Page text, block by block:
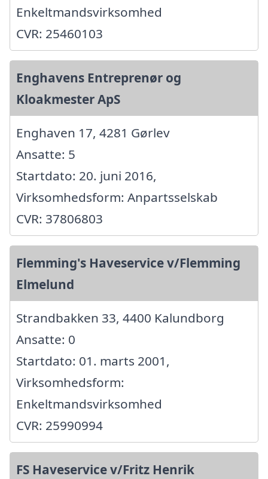
Enkeltmandsvirksomhed
CVR: 25460103
Enghavens Entreprenør og
Kloakmester ApS
Enghaven 17, 4281 Gørlev
Ansatte: 5
Startdato: 20. juni 2016,
Virksomhedsform: Anpartsselskab
CVR: 37806803
Flemming's Haveservice v/Flemming
Elmelund
Strandbakken 33, 4400 Kalundborg
Ansatte: 0
Startdato: 01. marts 2001,
Virksomhedsform:
Enkeltmandsvirksomhed
CVR: 25990994
FS Haveservice v/Fritz Henrik